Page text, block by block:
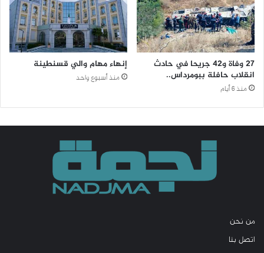
27 وفاة و42 جريحا في حادث
انقلاب حافلة ببومرداس..
منذ 6 أيام
إنهاء مهام والي قسنطينة
منذ أسبوع واحد
من نحن
اتصل بنا